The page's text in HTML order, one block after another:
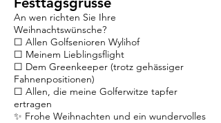
An wen richten Sie Ihre
Weihnachtswünsche?
☐ Allen Golfsenioren Wylihof
☐ Meinem Lieblingsflight
☐ Dem Greenkeeper (trotz gehässiger
Fahnenpositionen)
☐ Allen, die meine Golferwitze tapfer
ertragen
✨ Frohe Weihnachten und ein wundervolles